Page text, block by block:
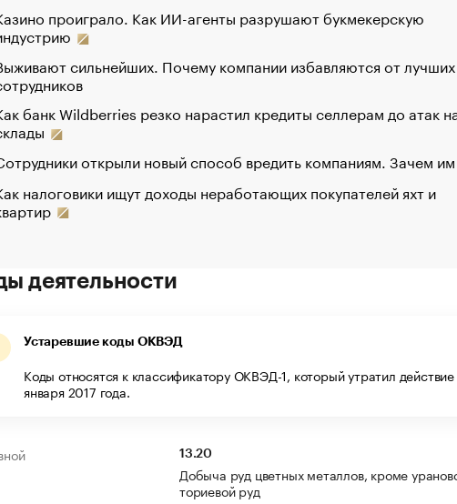
проиграло. Как ИИ-агенты разрушают букмекерскую
сильнейших. Почему компании избавляются от лучших
банк Wildberries резко нарастил кредиты селлерам до атак
открыли новый способ вредить компаниям. Зачем
налоговики ищут доходы неработающих покупателей яхт и
деятельности
Устаревшие коды ОКВЭД
Коды относятся к классификатору ОКВЭД-1, который утратил действие
января 2017 года.
13.20
Добыча руд цветных металлов, кроме
ториевой руд